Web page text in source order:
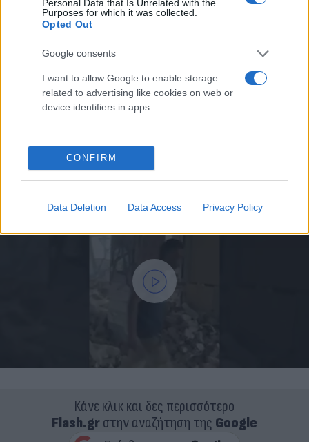
Personal Data that Is Unrelated with the
Purposes for which it was collected.
Opted Out
Google consents
I want to allow Google to enable storage
related to advertising like cookies on web or
device identifiers in apps.
CONFIRM
Data Deletion Data Access Privacy Policy
Κάνε κλικ και δες περισσότερο
Flash.grστην αναζήτηση της Google